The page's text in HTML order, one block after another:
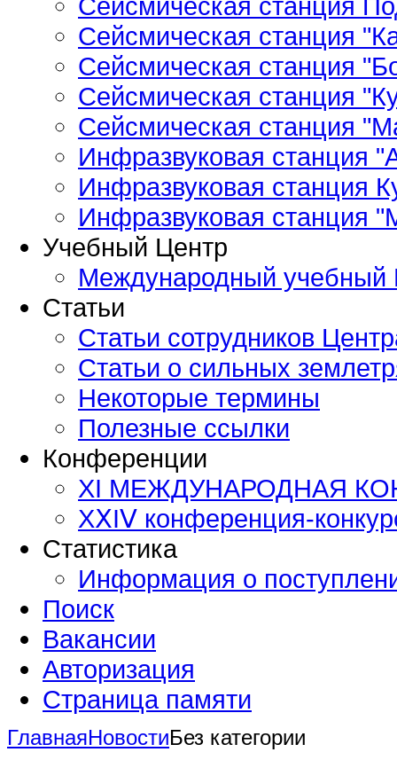
Сейсмическая станция
Сейсмическая станция
Сейсмическая станция
Сейсмическая станция
Инфразвуковая станция
Инфразвуковая станция
Инфразвуковая станция
Учебный Центр
Международный
Статьи
Статьи сотрудников
Статьи о сильных
Некоторые термины
Полезные ссылки
Конференции
XI МЕЖДУНАРОДНАЯ
ХⅩΙⅤ конференция-
Статистика
Информация о
Поиск
Вакансии
Авторизация
Страница памяти
ГлавнаяНовостиБез категории